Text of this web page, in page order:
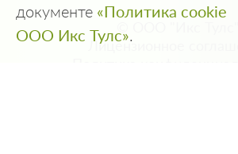
документе «Политика cookie
ООО Икс Тулс».
Лицензионное